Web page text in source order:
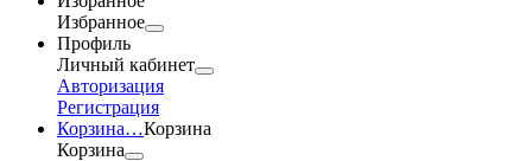
Избранное
Профиль
Личный кабинет
Авторизация
Регистрация
Корзина…Корзина
Корзина